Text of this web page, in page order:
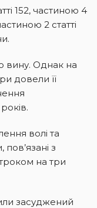
152, частиною 4
2 статті
вину. Однак на
довели її
волі та
з
на три
засуджений